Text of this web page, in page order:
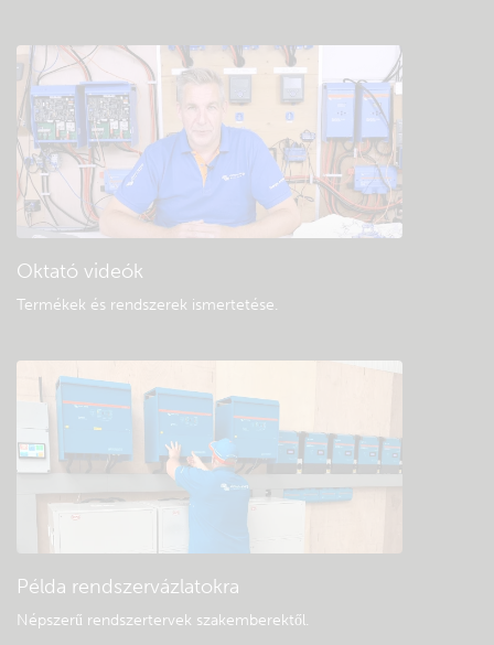
Oktató videók
Termékek és rendszerek ismertetése.
Példa rendszervázlatokra
Népszerű rendszertervek szakemberektől.